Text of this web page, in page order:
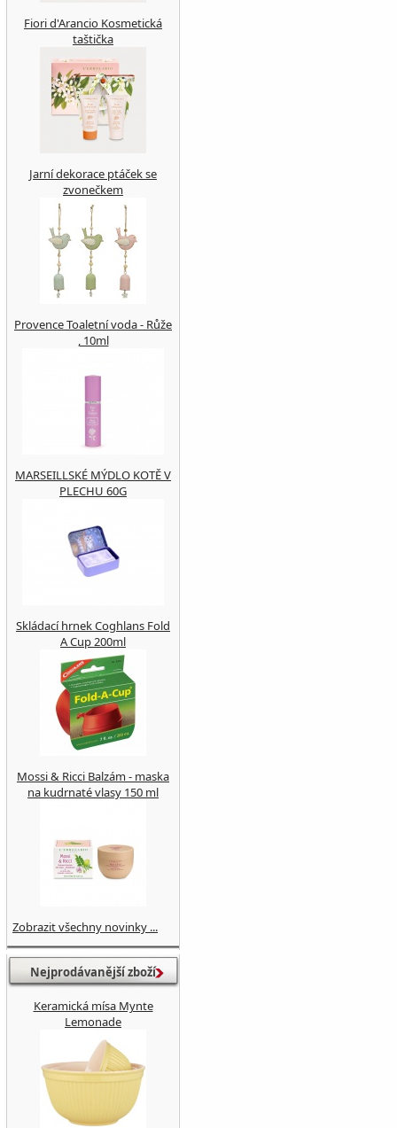
Fiori d'Arancio Kosmetická
taštička
Jarní dekorace ptáček se
zvonečkem
Provence Toaletní voda - Růže
, 10ml
MARSEILLSKÉ MÝDLO KOTĚ V
PLECHU 60G
Skládací hrnek Coghlans Fold
A Cup 200ml
Mossi & Ricci Balzám - maska
na kudrnaté vlasy 150 ml
Zobrazit všechny novinky ...
Nejprodávanější zboží
Keramická mísa Mynte
Lemonade